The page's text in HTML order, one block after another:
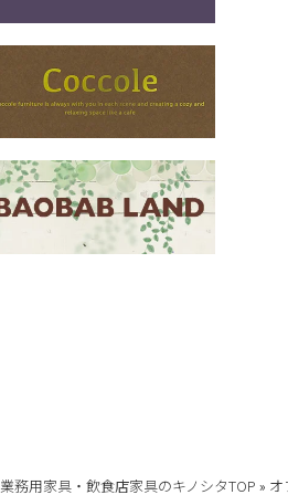
務用家具・飲食店家具のキノシタTOP » オ